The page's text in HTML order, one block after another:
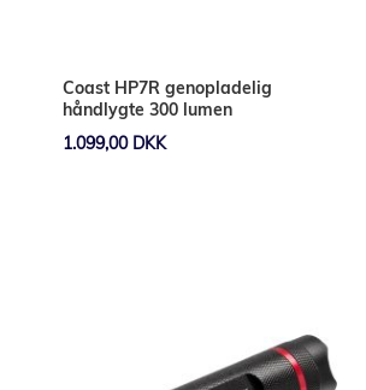
Coast HP7R genopladelig
håndlygte 300 lumen
1.099,00 DKK